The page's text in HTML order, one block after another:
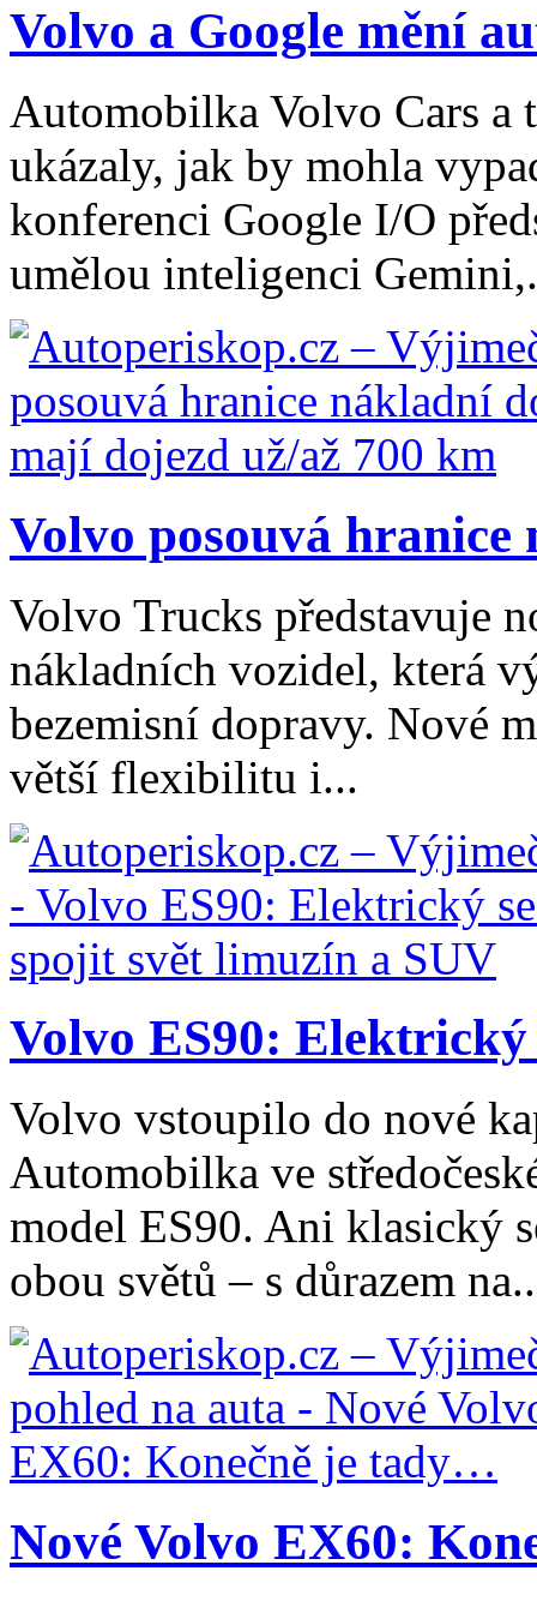
Volvo a Google mění
Automobilka Volvo Cars a
ukázaly, jak by mohla
konferenci Google I/O
umělou inteligenci
Volvo posouvá
Volvo Trucks představuje
nákladních vozidel, která
bezemisní dopravy. Nové
větší flexibilitu i...
Volvo ES90: Elektrický
Volvo vstoupilo do nové
Automobilka ve
model ES90. Ani klasický
obou světů – s důrazem
Nové Volvo EX60: